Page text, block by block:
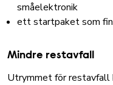
småelektronik
ett startpaket som
Mindre restavfall
Utrymmet för restavfall